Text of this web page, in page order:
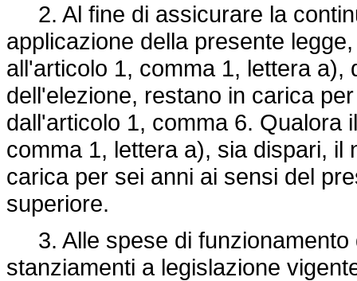
2. Al fine di assicurare la
applicazione della presente
all'articolo 1, comma 1, lettera
dell'elezione, restano in carica
dall'articolo 1, comma 6. Qualora
comma 1, lettera a), sia dispari,
carica per sei anni ai sensi del
superiore.
3. Alle spese di funzionamento
stanziamenti a legislazione